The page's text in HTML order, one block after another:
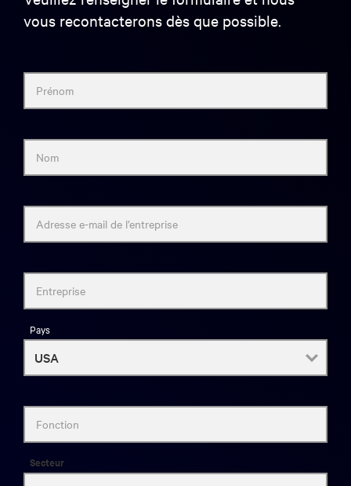
vous recontacterons dès que possible.
Prénom
Nom
Adresse e-mail de l’entreprise
Entreprise
Pays
Fonction
Secteur